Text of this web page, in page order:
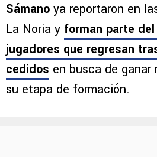
Sámano ya reportaron en
La Noria y forman parte
jugadores que regresan
cedidos en busca de
su etapa de formación.